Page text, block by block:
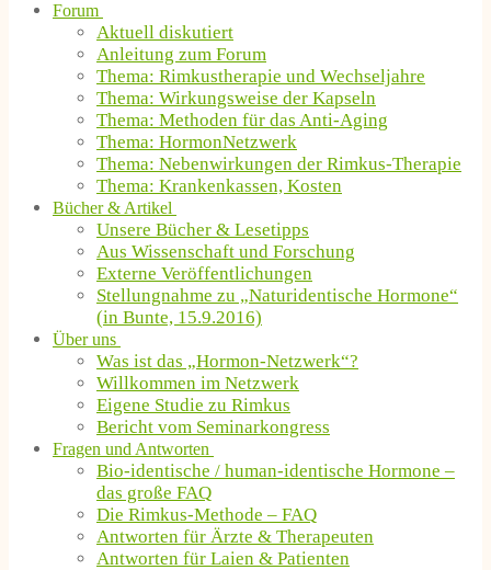
Forum
Aktuell diskutiert
Anleitung zum Forum
Thema: Rimkustherapie und Wechseljahre
Thema: Wirkungsweise der Kapseln
Thema: Methoden für das Anti-Aging
Thema: HormonNetzwerk
Thema: Nebenwirkungen der Rimkus-Therapie
Thema: Krankenkassen, Kosten
Bücher & Artikel
Unsere Bücher & Lesetipps
Aus Wissenschaft und Forschung
Externe Veröffentlichungen
Stellungnahme zu „Naturidentische Hormone“
(in Bunte, 15.9.2016)
Über uns
Was ist das „Hormon-Netzwerk“?
Willkommen im Netzwerk
Eigene Studie zu Rimkus
Bericht vom Seminarkongress
Fragen und Antworten
Bio-identische / human-identische Hormone –
das große FAQ
Die Rimkus-Methode – FAQ
Antworten für Ärzte & Therapeuten
Antworten für Laien & Patienten